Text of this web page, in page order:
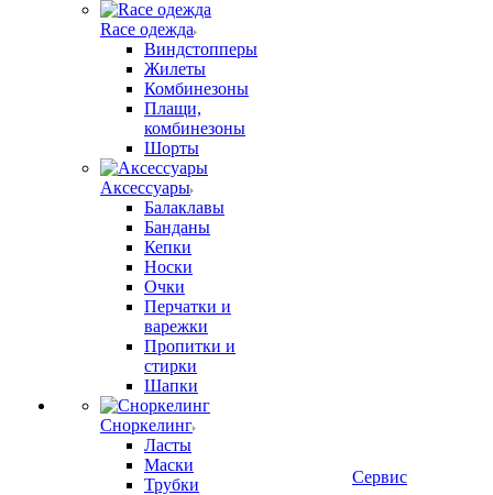
Race одежда
Виндстопперы
Жилеты
Комбинезоны
Плащи,
комбинезоны
Шорты
Аксессуары
Балаклавы
Банданы
Кепки
Носки
Очки
Перчатки и
варежки
Пропитки и
стирки
Шапки
Сноркелинг
Ласты
Маски
Трубки
Сервис